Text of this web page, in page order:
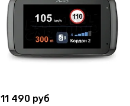
11 490 руб